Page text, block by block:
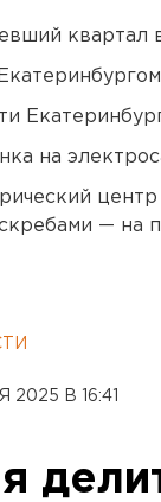
квартал
на
— на
2025 В 16:41